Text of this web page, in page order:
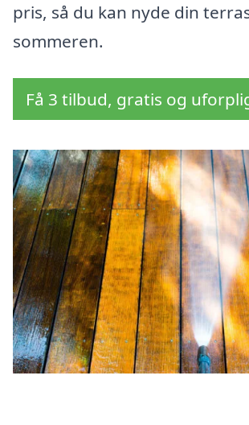
pris, så du kan nyde din
sommeren.
Få 3 tilbud, gratis og